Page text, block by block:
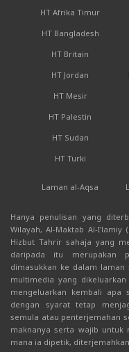
HT Afrika Timur
HT Bangladesh
HT Britain
HT Jordan
HT Mesir
HT Palestin
HT Sudan
HT Turki
Laman al-Aqsa
Hanya penulisan yang
Wilayah, Al-Maktab Al-I'lamiy
Hizbut Tahrir sahaja yang
daripada itu merupakan
dimasukkan ke dalam
multimedia yang
mengeluarkan kembali apa
dengan syarat tetap
semula atau penterjemahan
maknanya serta wajib untuk
mana ia dipetik,